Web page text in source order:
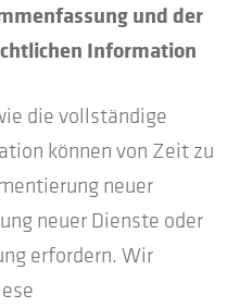
und der
Information
die vollständige
können von Zeit zu
neuer
neuer Dienste oder
erfordern. Wir